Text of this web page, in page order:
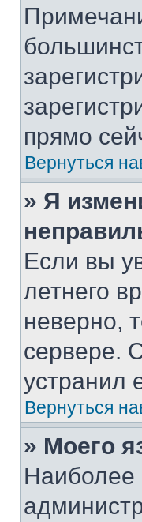
прямо
Вернуться
» Я
Если вы
летнего
неверно,
сервере.
устранил
Вернуться
» Моего
Наиболее